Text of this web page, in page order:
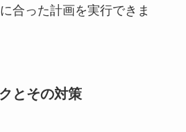
合った計画を実行できま
とその対策